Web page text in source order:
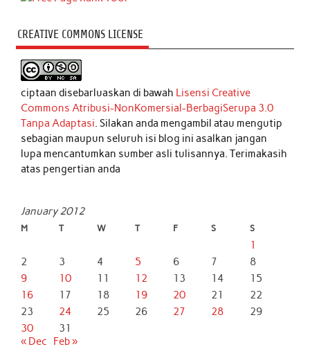
CREATIVE COMMONS LICENSE
ciptaan disebarluaskan di bawah Lisensi Creative
Commons Atribusi-NonKomersial-BerbagiSerupa 3.0
Tanpa Adaptasi. Silakan anda mengambil atau mengutip
sebagian maupun seluruh isi blog ini asalkan jangan
lupa mencantumkan sumber asli tulisannya. Terimakasih
atas pengertian anda
January 2012
M T W T F S S
1
2
3 4 5 6 7
8
9
10 11 12 13 14
15
16
17 18 19 20 21
22
23
24 25 26 27 28
29
30
31
« Dec
Feb »